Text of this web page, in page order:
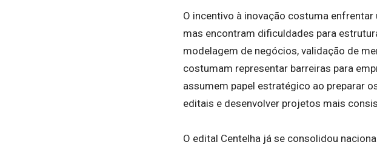
O incentivo à inovação costuma
mas encontram dificuldades para
modelagem de negócios, validação de
costumam representar barreiras para
assumem papel estratégico ao preparar
editais e desenvolver projetos mais
O edital Centelha já se consolidou